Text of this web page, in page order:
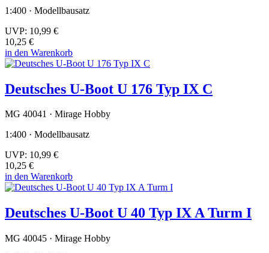
1:400 · Modellbausatz
UVP: 10,99 €
10,25 €
in den Warenkorb
Deutsches U-Boot U 176 Typ IX C
MG 40041 · Mirage Hobby
1:400 · Modellbausatz
UVP: 10,99 €
10,25 €
in den Warenkorb
Deutsches U-Boot U 40 Typ IX A Turm I
MG 40045 · Mirage Hobby